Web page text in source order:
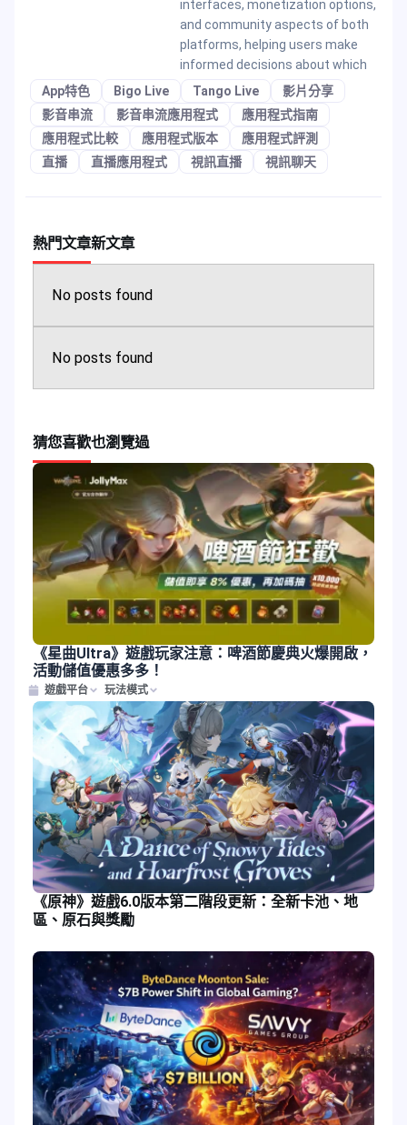
interfaces, monetization options,
and community aspects of both
platforms, helping users make
informed decisions about which
App特色
Bigo Live Tango Live
影片分享
影音串流
影音串流應用程式
應用程式指南
應用程式比較
應用程式版本
應用程式評測
直播
直播應用程式 視訊直播 視訊聊天
熱門文章新文章
No posts found
No posts found
猜您喜歡也瀏覽過
《星曲Ultra》遊戲玩家注意：啤酒節慶典火爆開啟，
活動儲值優惠多多！
遊戲平台 玩法模式
《原神》遊戲6.0版本第二階段更新：全新卡池、地
區、原石與獎勵